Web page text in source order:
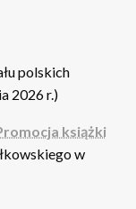
polskich
2026 r.)
książki
w